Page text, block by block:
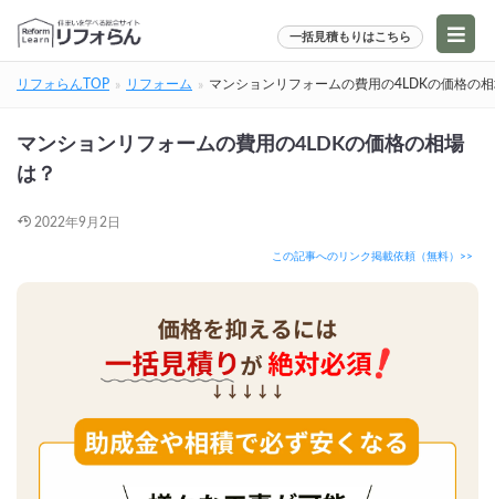
一括見積もりはこちら
リフォらんTOP リフォーム マンションリフォームの費用の4LDKの価格の
マンションリフォームの費用の4LDKの価格の相場
は？
2022年9月2日
この記事へのリンク掲載依頼（無料）>>